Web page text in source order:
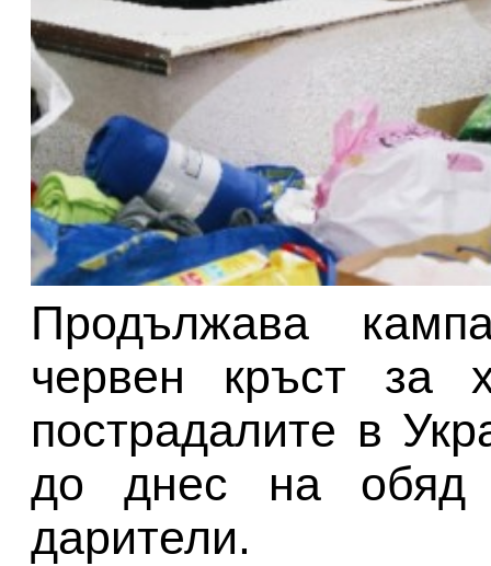
Продължава
червен кръст за
пострадалите в
до днес на обяд
дарители.